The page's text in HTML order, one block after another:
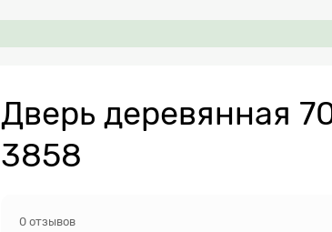
Дверь деревянная
3858
0 отзывов